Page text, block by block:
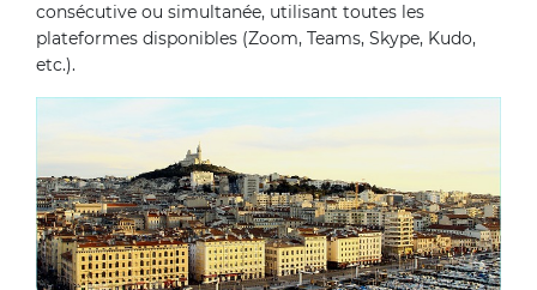
consécutive ou simultanée, utilisant toutes les
plateformes disponibles (Zoom, Teams, Skype, Kudo,
etc.).